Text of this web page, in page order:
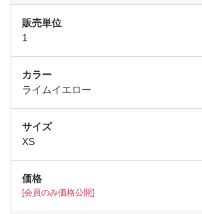
1
ライムイエロー
XS
[会員のみ価格公開]